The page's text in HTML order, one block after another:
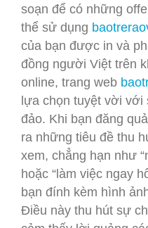
soạn để có những
thể sử dụng
của bạn được in và
đồng người Việt trên
online, trang web
lựa chọn tuyệt vời
đảo. Khi bạn đăng
ra những tiêu đề thu
xem, chẳng hạn như
hoặc “làm việc ngay
bạn đính kèm hình
Điều này thu hút sự